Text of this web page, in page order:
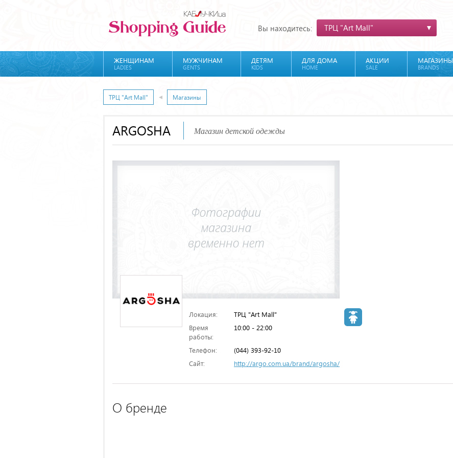
Вы находитесь: ТРЦ "Art Mall"
ЖЕНЩИНАМ
LADIES
МУЖЧИНАМ
GENTS
ДЕТЯМ
KIDS
ДЛЯ ДОМА
HOME
АКЦИИ
SALE
МАГАЗИНЫ
BRANDS
ТРЦ "Art Mall" Магазины
ARGOSHA Магазин детской одежды
Локация:
ТРЦ "Art Mall"
Время
работы:
10:00 - 22:00
Телефон:
(044) 393-92-10
Сайт:
http://argo.com.ua/brand/argosha/
О бренде